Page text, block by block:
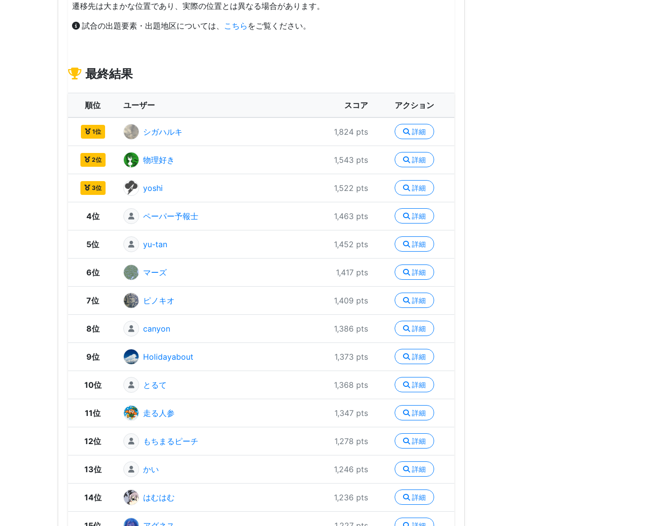
遷移先は大まかな位置であり、実際の位置とは異なる場合があります。
試合の出題要素・出題地区については、 こちら をご覧ください。
最終結果
順位 ユーザー スコア アクション
1位 シガハルキ 1,824 pts 詳細
2位 物理好き 1,543 pts 詳細
3位 yoshi 1,522 pts 詳細
4位 ペーパー予報士 1,463 pts 詳細
5位 yu-tan 1,452 pts 詳細
6位 マーズ 1,417 pts 詳細
7位 ピノキオ 1,409 pts 詳細
8位 canyon 1,386 pts 詳細
9位 Holidayabout 1,373 pts 詳細
10位 とるて 1,368 pts 詳細
11位 走る人参 1,347 pts 詳細
12位 もちまるピーチ 1,278 pts 詳細
13位 かい 1,246 pts 詳細
14位 はむはむ 1,236 pts 詳細